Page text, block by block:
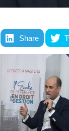
Share